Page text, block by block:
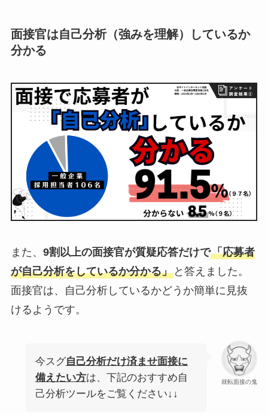
面接官は自己分析（強みを理解）しているか
分かる
また、 9割以上の面接官が質疑応答だけで「応募者
が自己分析をしているか分かる」と答えました。
面接官は、自己分析しているかどうか簡単に見抜
けるようです。
就転面接の鬼
今スグ自己分析だけ済ませ面接に
備えたい方は、下記のおすすめ自
己分析ツールをご覧ください↓↓